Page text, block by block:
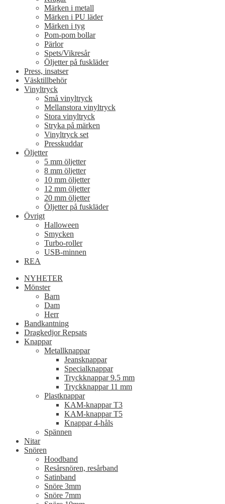
Märken i metall
Märken i PU läder
Märken i tyg
Pom-pom bollar
Pärlor
Spets/Vikresår
Öljetter på fuskläder
Press, insatser
Väsktillbehör
Vinyltryck
Små vinyltryck
Mellanstora vinyltryck
Stora vinyltryck
Stryka på märken
Vinyltryck set
Presskuddar
Öljetter
5 mm öljetter
8 mm öljetter
10 mm öljetter
12 mm öljetter
20 mm öljetter
Öljetter på fuskläder
Övrigt
Halloween
Smycken
Turbo-roller
USB-minnen
REA
NYHETER
Mönster
Barn
Dam
Herr
Bandkantning
Dragkedjor Repsats
Knappar
Metallknappar
Jeansknappar
Specialknappar
Tryckknappar 9.5 mm
Tryckknappar 11 mm
Plastknappar
KAM-knappar T3
KAM-knappar T5
Knappar 4-håls
Spännen
Nitar
Snören
Hoodband
Resårsnören, resårband
Satinband
Snöre 3mm
Snöre 7mm